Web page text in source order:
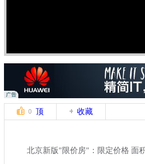
0 顶 收藏
北京新版"限价房"：限定价格 面